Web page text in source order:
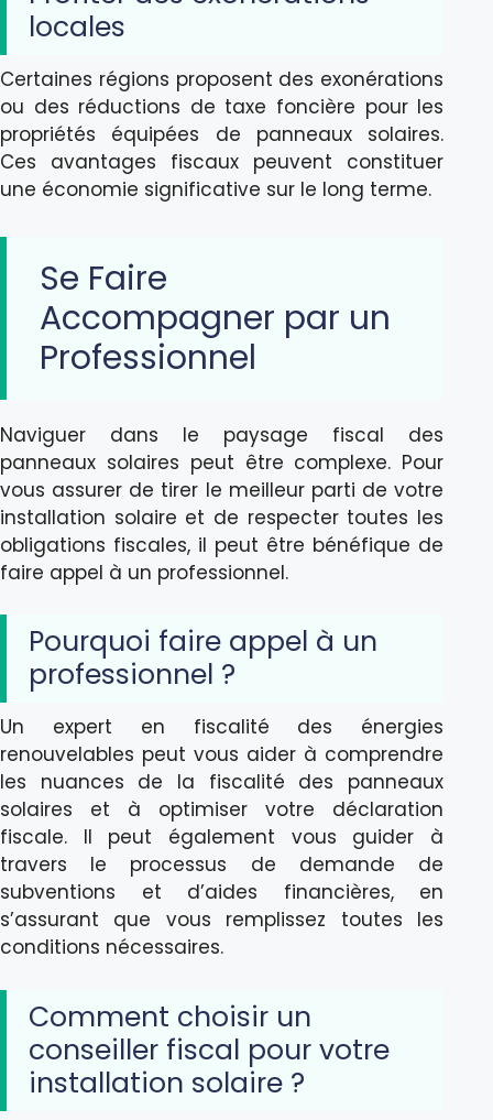
locales
Certaines régions proposent des exonérations
ou des réductions de taxe foncière pour les
propriétés équipées de panneaux solaires.
Ces avantages fiscaux peuvent constituer
une économie significative sur le long terme.
Se Faire
Accompagner par un
Professionnel
Naviguer dans le paysage fiscal des
panneaux solaires peut être complexe. Pour
vous assurer de tirer le meilleur parti de votre
installation solaire et de respecter toutes les
obligations fiscales, il peut être bénéfique de
faire appel à un professionnel.
Pourquoi faire appel à un
professionnel ?
Un expert en fiscalité des énergies
renouvelables peut vous aider à comprendre
les nuances de la fiscalité des panneaux
solaires et à optimiser votre déclaration
fiscale. Il peut également vous guider à
travers le processus de demande de
subventions et d’aides financières, en
s’assurant que vous remplissez toutes les
conditions nécessaires.
Comment choisir un
conseiller fiscal pour votre
installation solaire ?